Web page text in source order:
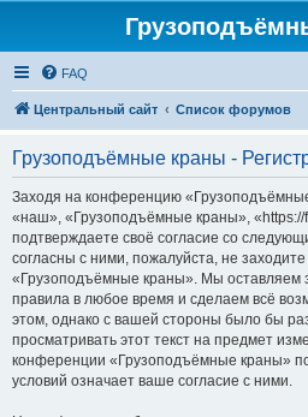
FAQ
Центральный сайт Список форумов
Грузоподъёмные краны -
Заходя на конференцию
«наш», «Грузоподъёмные краны», «https://
подтверждаете своё согласие со
согласны с ними, пожалуйста, не
«Грузоподъёмные краны». Мы оставляем
правила в любое время и сделаем всё
этом, однако с вашей стороны было бы
просматривать этот текст на предмет
конференции «Грузоподъёмные краны»
условий означает ваше согласие с ними.